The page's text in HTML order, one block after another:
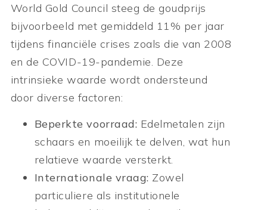
World Gold Council steeg de goudprijs
bijvoorbeeld met gemiddeld 11% per jaar
tijdens financiële crises zoals die van 2008
en de COVID-19-pandemie. Deze
intrinsieke waarde wordt ondersteund
door diverse factoren:
Beperkte voorraad: Edelmetalen zijn
schaars en moeilijk te delven, wat hun
relatieve waarde versterkt.
Internationale vraag: Zowel
particuliere als institutionele